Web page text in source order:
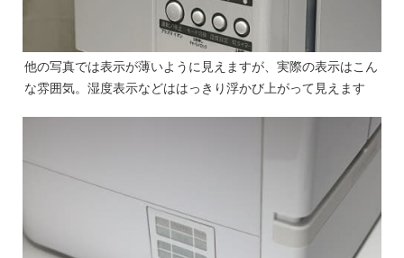
他の写真では表示が薄いように見えますが、実際の表示はこん
な雰囲気。湿度表示などははっきり浮かび上がって見えます